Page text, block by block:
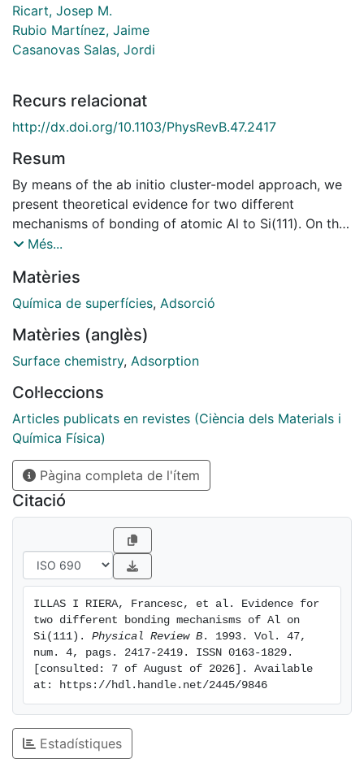
Ricart, Josep M.
Rubio Martínez, Jaime
Casanovas Salas, Jordi
Recurs relacionat
http://dx.doi.org/10.1103/PhysRevB.47.2417
Resum
By means of the ab initio cluster-model approach, we
present theoretical evidence for two different
mechanisms of bonding of atomic Al to Si(111). On the
atop site (T1) the interaction of atomic Al to Si(111) is
above the threefold eclipsed site (T4) leads to the
formation of a typical covalent bond. Moreover, both
correlation effects are included. While the conclusions
regarding the nature of the chemisorption bond in the
size, the kind of embedding hydrogen atoms used, or
the quality of the wave function (Hartree-Fock or
configuration interaction), the chemisorption energy
depends strongly on the wave function used. In fact,
inclusion of correlation energy is necessary to
properly describe the interaction energies.
Més...
Matèries
Química de superfícies, Adsorció
Matèries (anglès)
Surface chemistry, Adsorption
Col·leccions
Articles publicats en revistes (Ciència dels Materials i
Química Física)
Pàgina completa de l'ítem
Citació
ILLAS I RIERA, Francesc, et al. Evidence for
two different bonding mechanisms of Al on
Si(111). Physical Review B . 1993. Vol. 47,
num. 4, pags. 2417-2419. ISSN 0163-1829.
[consulted: 7 of August of 2026]. Available
at: https://hdl.handle.net/2445/9846
Estadístiques